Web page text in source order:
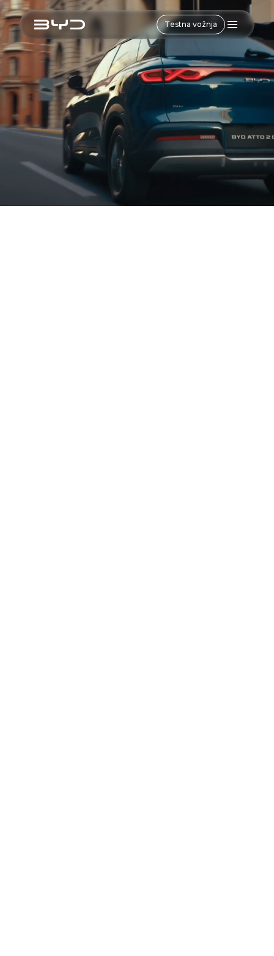
Testna vožnja
Zunanjost Notranjost Varnost Tehnologija